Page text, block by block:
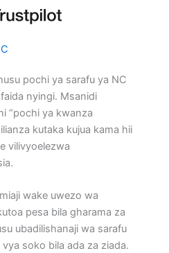
pochi ya sarafu ya NC
nyingi. Msanidi
“pochi ya kwanza
kutaka kujua kama hii
vilivyoelezwa
wake uwezo wa
pesa bila gharama za
ubadilishanaji wa sarafu
soko bila ada za ziada.